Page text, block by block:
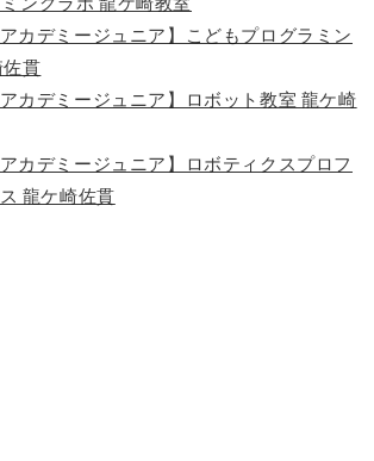
アカデミージュニア】こどもプログラミン
貫
アカデミージュニア】ロボット教室 龍ケ崎
アカデミージュニア】ロボティクスプロフ
龍ケ崎佐貫